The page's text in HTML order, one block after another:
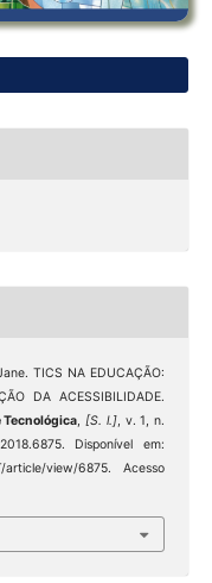
TICS NA EDUCAÇÃO:
DA ACESSIBILIDADE.
Tecnológica,[S. l.], v. 1, n.
Disponível em:
article/view/6875. Acesso